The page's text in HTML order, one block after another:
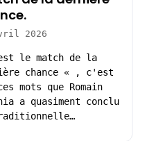
2026
le match de la
chance « , c'est
mots que Romain
a quasiment conclu